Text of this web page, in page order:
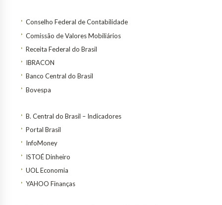
Conselho Federal de Contabilidade
Comissão de Valores Mobiliários
Receita Federal do Brasil
IBRACON
Banco Central do Brasil
Bovespa
B. Central do Brasil – Indicadores
Portal Brasil
InfoMoney
ISTOÉ Dinheiro
UOL Economia
YAHOO Finanças